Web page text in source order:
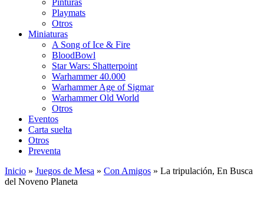
Playmats
Otros
Miniaturas
A Song of Ice & Fire
BloodBowl
Star Wars: Shatterpoint
Warhammer 40.000
Warhammer Age of Sigmar
Warhammer Old World
Otros
Eventos
Carta suelta
Otros
Preventa
Inicio » Juegos de Mesa » Con Amigos » La tripulación, En Busca
del Noveno Planeta